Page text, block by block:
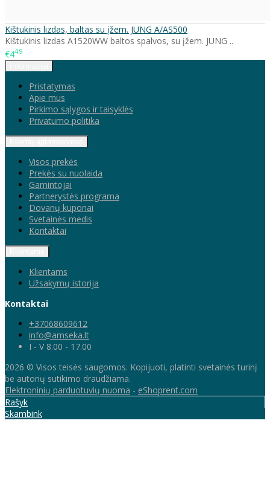
Kištukinis lizdas, baltas su įžem. JUNG A/AS500
Kištukinis lizdas A1520WW baltos spalvos, su įžem. JUNG ..
€449
Pristatymas
Apie mus
Pirkimo sąlygos ir taisyklės
Privatumo politika
Visos prekės
Prekės su nuolaida
Gamintojai
Partnerystės programa
Dovanų kuponai
Svetainės medis
Kontaktai
Klientams
Užsakymų istorija
Kontaktai
+37068609612
info@amseka.lt
I - V 8.00 - 17.00
2026 © Visos teisės saugomos. Kopijuoti, platinti svetainės turinį
be autorių sutikimo draudžiama.
Elektroninių parduotuvių nuoma - eShoprent.com
Rašyk
Skambink